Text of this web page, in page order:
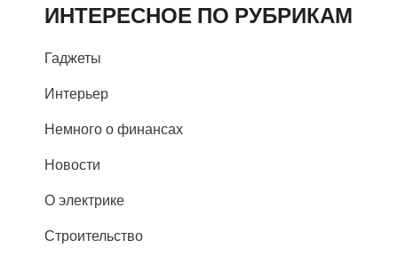
ИНТЕРЕСНОЕ ПО РУБРИКАМ
Гаджеты
Интерьер
Немного о финансах
Новости
О электрике
Строительство